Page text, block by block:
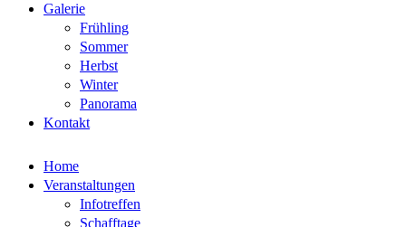
Galerie
Frühling
Sommer
Herbst
Winter
Panorama
Kontakt
Home
Veranstaltungen
Infotreffen
Schafftage